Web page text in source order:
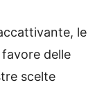
le
delle
scelte